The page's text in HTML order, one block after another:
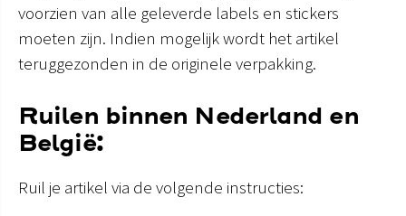
voorzien van alle geleverde labels en stickers
moeten zijn. Indien mogelijk wordt het artikel
teruggezonden in de originele verpakking.
Ruilen binnen Nederland en
België:
Ruil je artikel via de volgende instructies: